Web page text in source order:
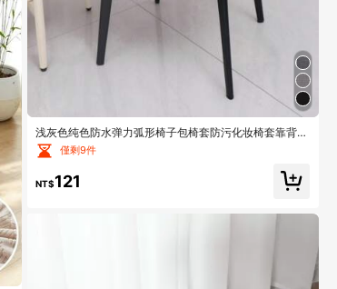
浅灰色纯色防水弹力弧形椅子包椅套防污化妆椅套靠背一
体式现代北欧ins椅套家用椅套
僅剩9件
NT$121